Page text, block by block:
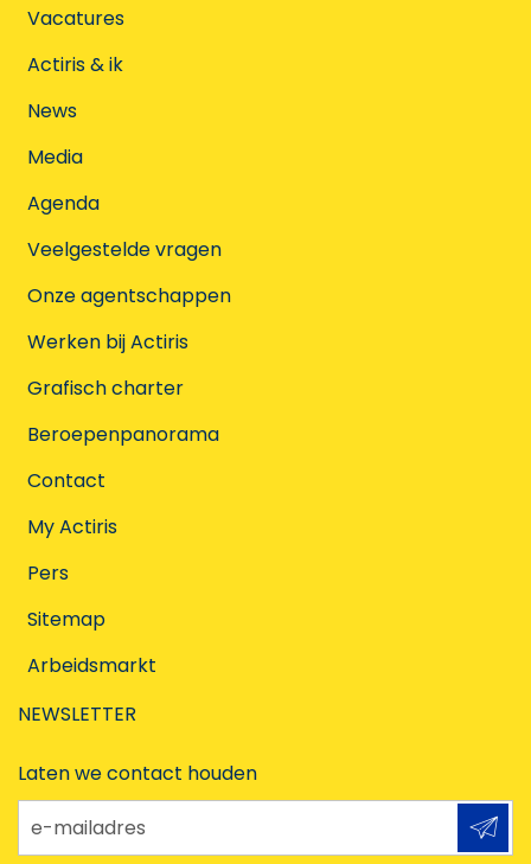
Vacatures
Actiris & ik
News
Media
Agenda
Veelgestelde vragen
Onze agentschappen
Werken bij Actiris
Grafisch charter
Beroepenpanorama
Contact
My Actiris
Pers
Sitemap
Arbeidsmarkt
NEWSLETTER
Laten we contact houden
e-mailadres